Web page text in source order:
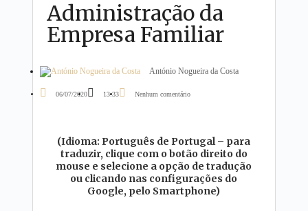
Administração da
Empresa Familiar
António Nogueira da Costa
06/07/2020 13:33 Nenhum comentário
(Idioma: Português de Portugal – para
traduzir, clique com o botão direito do
mouse e selecione a opção de tradução
ou clicando nas configurações do
Google, pelo Smartphone)